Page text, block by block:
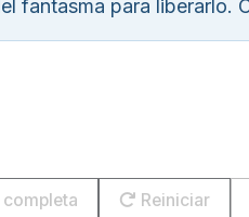
fantasma para liberarlo.
completa Reiniciar